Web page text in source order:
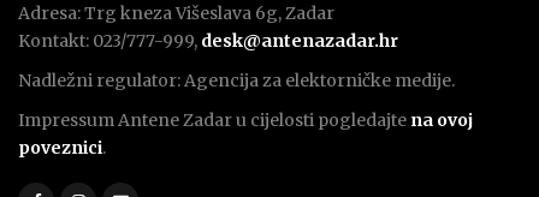
Adresa: Trg kneza Višeslava 6g, Zadar
Kontakt: 023/777-999, desk@antenazadar.hr
Nadležni regulator: Agencija za elektorničke medije.
Impressum Antene Zadar u cijelosti pogledajte na ovoj
poveznici.